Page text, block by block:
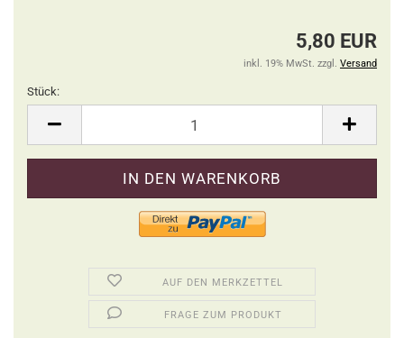
5,80 EUR
inkl. 19% MwSt. zzgl. Versand
Stück:
AUF DEN MERKZETTEL
FRAGE ZUM PRODUKT